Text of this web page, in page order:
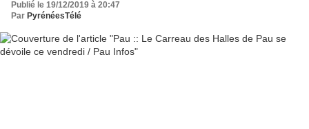
Publié le 19/12/2019 à 20:47
Par PyrénéesTélé